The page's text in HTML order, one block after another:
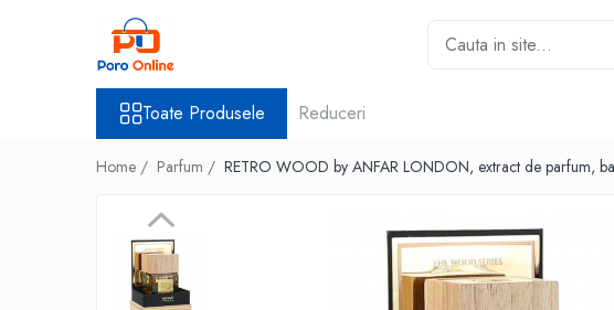
Toate Produsele
Toate Produsele Reduceri
Home / Parfum / RETRO WOOD by ANFAR LONDON, extract de parfum,